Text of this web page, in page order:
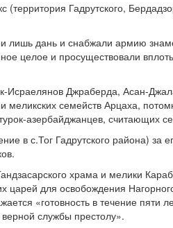
Гадрутского,
лишь дань и снабжали армию
целое и просуществовали
Исраелянов Джраберда, Асан-
меликских семейств Арцаха,
азербайджанцев, считающих
в с.Тог Гадрутского района) за
храма и мелики
для освобождения
«готовность в течение
службы престолу».